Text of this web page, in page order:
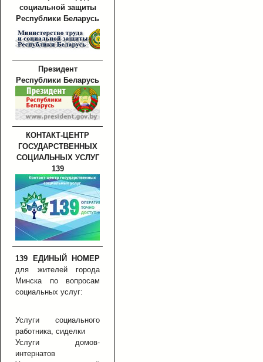
социальной защиты
Республики Беларусь
Президент
Республики Беларусь
КОНТАКТ-ЦЕНТР
ГОСУДАРСТВЕННЫХ
СОЦИАЛЬНЫХ УСЛУГ
139
139 ЕДИНЫЙ НОМЕР
для жителей города
Минска по вопросам
социальных услуг:
Услуги социального
работника, сиделки
Услуги домов-
интернатов